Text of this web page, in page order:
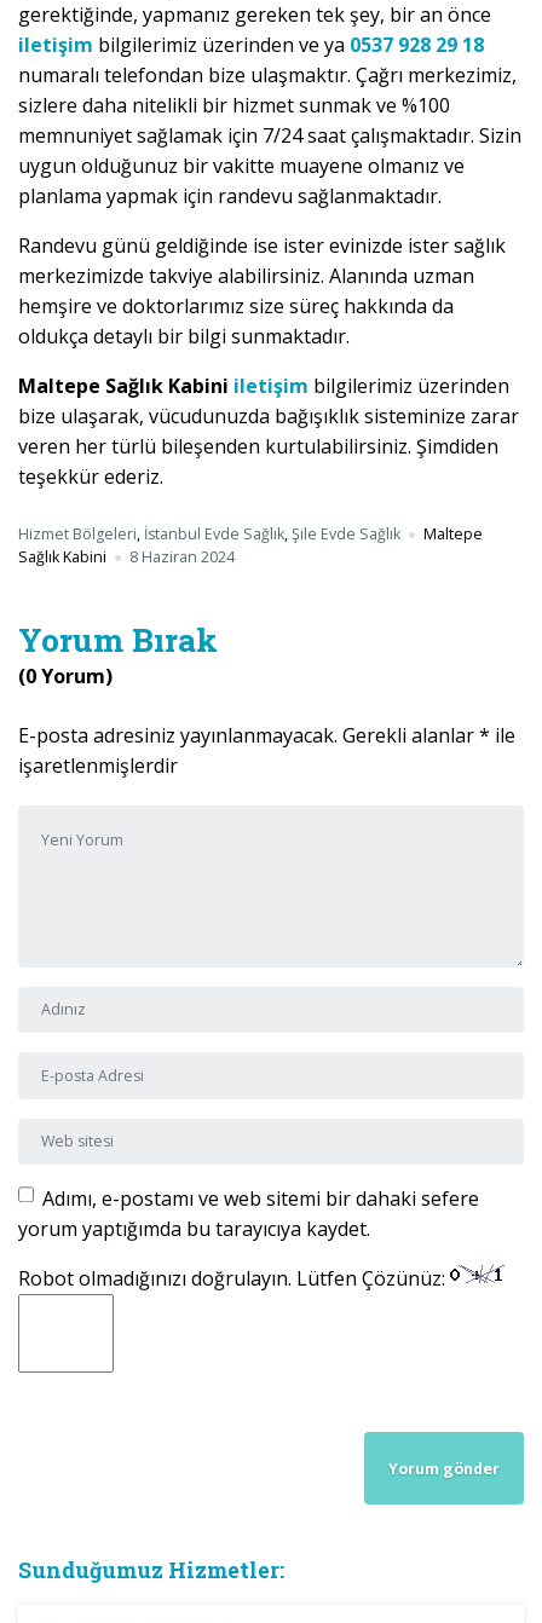
gerektiğinde, yapmanız gereken tek şey, bir an önce
iletişim bilgilerimiz üzerinden ve ya 0537 928 29 18
numaralı telefondan bize ulaşmaktır. Çağrı merkezimiz,
sizlere daha nitelikli bir hizmet sunmak ve %100
memnuniyet sağlamak için 7/24 saat çalışmaktadır. Sizin
uygun olduğunuz bir vakitte muayene olmanız ve
planlama yapmak için randevu sağlanmaktadır.
Randevu günü geldiğinde ise ister evinizde ister sağlık
merkezimizde takviye alabilirsiniz. Alanında uzman
hemşire ve doktorlarımız size süreç hakkında da
oldukça detaylı bir bilgi sunmaktadır.
Maltepe Sağlık Kabini iletişim bilgilerimiz üzerinden
bize ulaşarak, vücudunuzda bağışıklık sisteminize zarar
veren her türlü bileşenden kurtulabilirsiniz. Şimdiden
teşekkür ederiz.
Hizmet Bölgeleri, İstanbul Evde Sağlık,Şile Evde Sağlık
Maltepe
Sağlık Kabini
8 Haziran 2024
Yorum Bırak
(0 Yorum)
E-posta adresiniz yayınlanmayacak. Gerekli alanlar* ile
işaretlenmişlerdir
Adı ve Soyadı
E-posta Adresi
Web sitesi
Adımı, e-postamı ve web sitemi bir dahaki sefere
yorum yaptığımda bu tarayıcıya kaydet.
Robot olmadığınızı doğrulayın. Lütfen Çözünüz:
Sunduğumuz Hizmetler: